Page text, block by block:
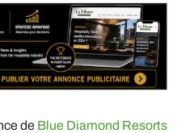
de Blue Diamond Resorts